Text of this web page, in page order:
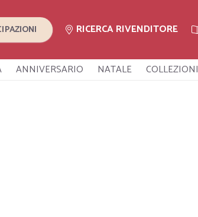
RICERCA RIVENDITORE
ANNIVERSARIO NATALE COLLEZIONI